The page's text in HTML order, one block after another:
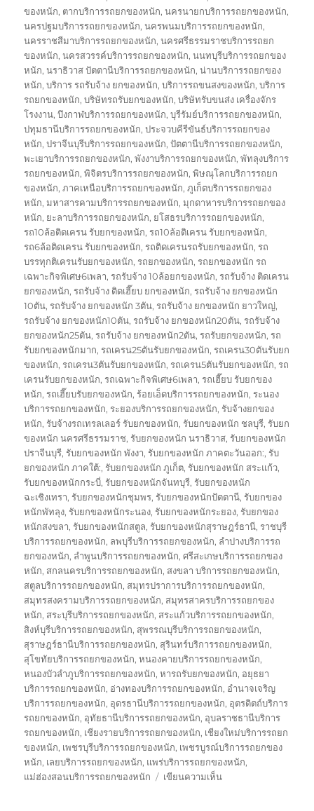
ของหนัก, ตากบริการรถยกของหนัก,นครนายกบริการรถยกของหนัก,
นครปฐมบริการรถยกของหนัก,นครพนมบริการรถยกของหนัก,
นครราชสีมาบริการรถยกของหนัก,นครศรีธรรมราชบริการรถยก
ของหนัก,นครสวรรค์บริการรถยกของหนัก,นนทบุรีบริการรถยกของ
หนัก,นราธิวาส ปัตตานีบริการรถยกของหนัก,น่านบริการรถยกของ
หนัก,บริการ รถรับจ้าง ยกของหนัก,บริการรถขนสงของหนัก,บริการ
รถยกของหนัก,บริษัทรถรับยกของหนัก,บริษัทรับขนส่ง เครื่องจักร
โรงงาน,บึงกาฬบริการรถยกของหนัก,บุรีรัมย์บริการรถยกของหนัก,
ปทุมธานีบริการรถยกของหนัก,ประจวบคีรีขันธ์บริการรถยกของ
หนัก,ปราจีนบุรีบริการรถยกของหนัก,ปัตตานีบริการรถยกของหนัก,
พะเยาบริการรถยกของหนัก,พังงาบริการรถยกของหนัก,พัทลุงบริการ
รถยกของหนัก,พิจิตรบริการรถยกของหนัก,พิษณุโลกบริการรถยก
ของหนัก,ภาคเหนือบริการรถยกของหนัก,ภูเก็ตบริการรถยกของ
หนัก,มหาสารคามบริการรถยกของหนัก,มุกดาหารบริการรถยกของ
หนัก, ยะลาบริการรถยกของหนัก, ยโสธรบริการรถยกของหนัก,
รถ10ล้อติดเครน รับยกของหนัก,รถ10ล้อติเครน รับยกของหนัก,
รถ6ล้อติดเครน รับยกของหนัก,รถติดเครนรถรับยกของหนัก,รถ
บรรทุกติเครนรับยกของหนัก,รถยกของหนัก,รถยกของหนัก รถ
เฉพาะกิจพิเศษ6เพลา,รถรับจ้าง 10ล้อยกของหนัก,รถรับจ้าง ติดเครน
ยกของหนัก,รถรับจ้าง ติดเฮี๊ยบ ยกของหนัก,รถรับจ้าง ยกของหนัก
10ตัน,รถรับจ้าง ยกของหนัก 3ตัน,รถรับจ้าง ยกของหนัก ยาวใหญ่,
รถรับจ้าง ยกของหนัก10ตัน,รถรับจ้าง ยกของหนัก20ตัน,รถรับจ้าง
ยกของหนัก25ตัน,รถรับจ้าง ยกของหนัก2ตัน,รถรับยกของหนัก,รถ
รับยกของหนักมาก,รถเครน25ตันรับยกของหนัก,รถเครน30ตันรับยก
ของหนัก,รถเครน3ตันรับยกของหนัก,รถเครน5ตันรับยกของหนัก,รถ
เครนรับยกของหนัก,รถเฉพาะกิจพิเศษ6เพลา,รถเฮี๊ยบ รับยกของ
หนัก,รถเฮี๊ยบรับยกของหนัก,ร้อยเอ็ดบริการรถยกของหนัก,ระนอง
บริการรถยกของหนัก,ระยองบริการรถยกของหนัก,รับจ้างยกของ
หนัก,รับจ้างรถเทรลเลอร์ รับยกของหนัก,รับยกของหนัก ชลบุรี,รับยก
ของหนัก นครศรีธรรมราช,รับยกของหนัก นราธิวาส,รับยกของหนัก
ปราจีนบุรี,รับยกของหนัก พังงา,รับยกของหนัก ภาคตะวันออก:,รับ
ยกของหนัก ภาคใต้:,รับยกของหนัก ภูเก็ต,รับยกของหนัก สระแก้ว,
รับยกของหนักกระบี่,รับยกของหนักจันทบุรี,รับยกของหนัก
ฉะเชิงเทรา,รับยกของหนักชุมพร,รับยกของหนักปัตตานี,รับยกของ
หนักพัทลุง,รับยกของหนักระนอง,รับยกของหนักระยอง,รับยกของ
หนักสงขลา,รับยกของหนักสตูล,รับยกของหนักสุราษฎร์ธานี,ราชบุรี
บริการรถยกของหนัก, ลพบุรีบริการรถยกของหนัก, ลำปางบริการรถ
ยกของหนัก, ลำพูนบริการรถยกของหนัก,ศรีสะเกษบริการรถยกของ
หนัก, สกลนครบริการรถยกของหนัก, สงขลา บริการรถยกของหนัก,
สตูลบริการรถยกของหนัก, สมุทรปราการบริการรถยกของหนัก,
สมุทรสงครามบริการรถยกของหนัก, สมุทรสาครบริการรถยกของ
หนัก, สระบุรีบริการรถยกของหนัก, สระแก้วบริการรถยกของหนัก,
สิงห์บุรีบริการรถยกของหนัก, สุพรรณบุรีบริการรถยกของหนัก,
สุราษฎร์ธานีบริการรถยกของหนัก, สุรินทร์บริการรถยกของหนัก,
สุโขทัยบริการรถยกของหนัก,หนองคายบริการรถยกของหนัก,
หนองบัวลำภูบริการรถยกของหนัก,หารถรับยกของหนัก, อยุธยา
บริการรถยกของหนัก, อ่างทองบริการรถยกของหนัก, อำนาจเจริญ
บริการรถยกของหนัก, อุดรธานีบริการรถยกของหนัก, อุตรดิตถ์บริการ
รถยกของหนัก, อุทัยธานีบริการรถยกของหนัก, อุบลราชธานีบริการ
รถยกของหนัก, เชียงรายบริการรถยกของหนัก, เชียงใหม่บริการรถยก
ของหนัก, เพชรบุรีบริการรถยกของหนัก, เพชรบูรณ์บริการรถยกของ
หนัก, เลยบริการรถยกของหนัก, แพร่บริการรถยกของหนัก,
แม่ฮ่องสอนบริการรถยกของหนัก
เขียนความเห็นบน